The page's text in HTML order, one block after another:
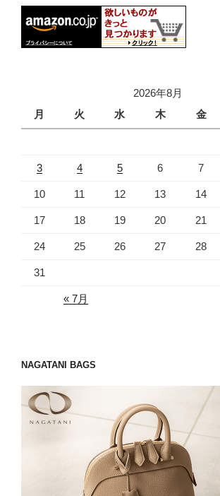
2026年8月
月
火 水 木 金
3 4 5 6 7
10 11 12 13 14
17 18 19 20 21
24 25 26 27 28
31
« 7月
NAGATANI BAGS